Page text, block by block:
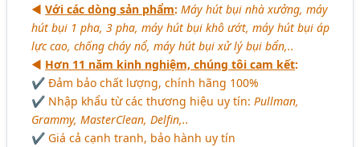
◄Với các dòng sản phẩm: Máy hút bụi nhà xưởng, máy
hút bụi 1 pha, 3 pha, máy hút bụi khô ướt, máy hút bụi áp
lực cao, chống cháy nổ, máy hút bụi xử lý bụi bẩn,..
◄ Hơn 11 năm kinh nghiệm, chúng tôi cam kết:
✔ Đảm bảo chất lượng, chính hãng 100%
✔ Nhập khẩu từ các thương hiệu uy tín:Pullman,
Grammy, MasterClean, Delfin,..
✔ Giá cả cạnh tranh, bảo hành uy tín